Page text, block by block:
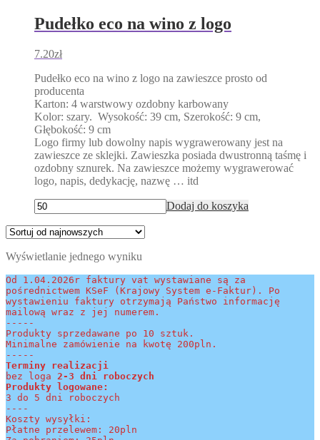
Pudełko eco na wino z logo
7.20zł
Pudełko eco na wino z logo na zawieszce prosto od
producenta
Karton: 4 warstwowy ozdobny karbowany
Kolor: szary. Wysokość: 39 cm, Szerokość: 9 cm,
Głębokość: 9 cm
Logo firmy lub dowolny napis wygrawerowany jest na
zawieszce ze sklejki. Zawieszka posiada dwustronną taśmę i
ozdobny sznurek. Na zawieszce możemy wygrawerować
logo, napis, dedykację, nazwę … itd
Dodaj do koszyka
Wyświetlanie jednego wyniku
Od 1.04.2026r faktury vat wystawiane są za
pośrednictwem KSeF (Krajowy System e-Faktur). Po
wystawieniu faktury otrzymają Państwo informację
mailową wraz z jej numerem.
-----
Produkty sprzedawane po 10 sztuk.
Minimalne zamówienie na kwotę 200pln.
-----
Terminy realizacji
bez loga 2-3 dni roboczych
Produkty logowane:
3 do 5 dni roboczych
----
Koszty wysyłki:
Płatne przelewem: 20pln